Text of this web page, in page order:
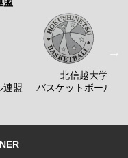
連盟
北信越大学
バスケットボール連